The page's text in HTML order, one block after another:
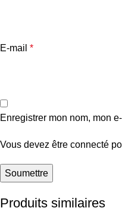
E-mail *
Enregistrer mon nom, mon
Vous devez être connecté
Produits similaires